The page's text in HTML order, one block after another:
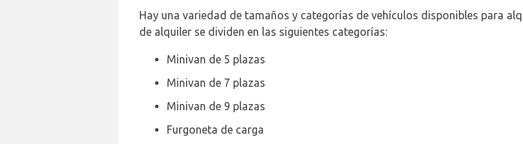
Hay una variedad de tamaños y categorías de vehículos disponibles para
de alquiler se dividen en las siguientes categorías:
Minivan de 5 plazas
Minivan de 7 plazas
Minivan de 9 plazas
Furgoneta de carga